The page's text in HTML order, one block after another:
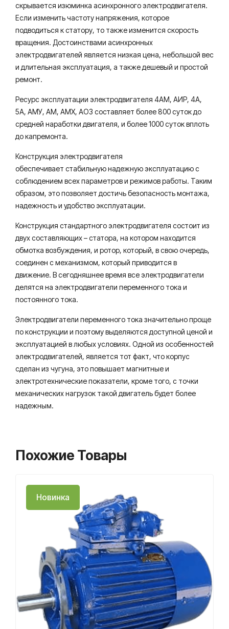
скрывается изюминка асинхронного электродвигателя.
Если изменить частоту напряжения, которое
подводиться к статору, то также изменится скорость
вращения. Достоинствами асинхронных
электродвигателей является низкая цена, небольшой вес
и длительная эксплуатация, а также дешевый и простой
ремонт.
Ресурс эксплуатации электродвигателя 4АМ, АИР, 4А,
5А, АМУ, АМ, АМХ, АО3 составляет более 800 суток до
средней наработки двигателя, и более 1000 суток вплоть
до капремонта.
Конструкция электродвигателя
обеспечивает стабильную надежную эксплуатацию с
соблюдением всех параметров и режимов работы. Таким
образом, это позволяет достичь безопасность монтажа,
надежность и удобство эксплуатации.
Конструкция стандартного электродвигателя состоит из
двух составляющих – статора, на котором находится
обмотка возбуждения, и ротор, который, в свою очередь,
соединен с механизмом, который приводится в
движение. В сегодняшнее время все электродвигатели
делятся на электродвигатели переменного тока и
постоянного тока.
Электродвигатели переменного тока значительно проще
по конструкции и поэтому выделяются доступной ценой и
эксплуатацией в любых условиях. Одной из особенностей
электродвигателей, является тот факт, что корпус
сделан из чугуна, это повышает магнитные и
электротехнические показатели, кроме того, с точки
механических нагрузок такой двигатель будет более
надежным.
Похожие Товары
Новинка